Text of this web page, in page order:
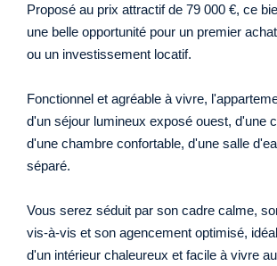
Proposé au prix attractif de 79 000 €, ce
une belle opportunité pour un premier
ou un investissement locatif.
Fonctionnel et agréable à vivre,
d'un séjour lumineux exposé ouest, d'une
d'une chambre confortable, d'une salle
séparé.
Vous serez séduit par son cadre calme,
vis-à-vis et son agencement optimisé,
d'un intérieur chaleureux et facile à vivre